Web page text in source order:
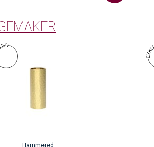
Dieses Produkt
Hammered